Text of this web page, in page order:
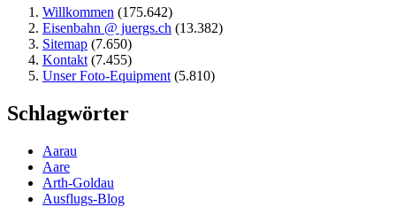
Willkommen (175.642)
Eisenbahn @ juergs.ch (13.382)
Sitemap (7.650)
Kontakt (7.455)
Unser Foto-Equipment (5.810)
Schlagwörter
Aarau
Aare
Arth-Goldau
Ausflugs-Blog